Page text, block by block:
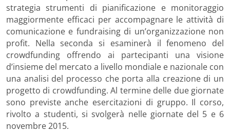
strategia strumenti di pianificazione e monitoraggio
maggiormente efficaci per accompagnare le attività di
comunicazione e fundraising di un’organizzazione non
profit. Nella seconda si esaminerà il fenomeno del
crowdfunding offrendo ai partecipanti una visione
d’insieme del mercato a livello mondiale e nazionale con
una analisi del processo che porta alla creazione di un
progetto di crowdfunding. Al termine delle due giornate
sono previste anche esercitazioni di gruppo. Il corso,
rivolto a studenti, si svolgerà nelle giornate del 5 e 6
novembre 2015.